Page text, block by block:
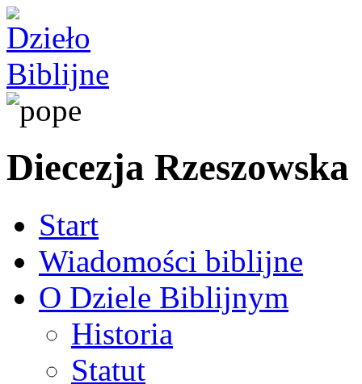
Diecezja Rzeszowska
Start
Wiadomości biblijne
O Dziele Biblijnym
Historia
Statut